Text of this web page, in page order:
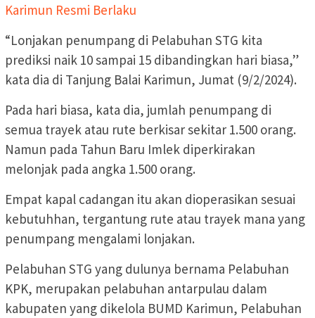
Karimun Resmi Berlaku
“Lonjakan penumpang di Pelabuhan STG kita
prediksi naik 10 sampai 15 dibandingkan hari biasa,”
kata dia di Tanjung Balai Karimun, Jumat (9/2/2024).
Pada hari biasa, kata dia, jumlah penumpang di
semua trayek atau rute berkisar sekitar 1.500 orang.
Namun pada Tahun Baru Imlek diperkirakan
melonjak pada angka 1.500 orang.
Empat kapal cadangan itu akan dioperasikan sesuai
kebutuhhan, tergantung rute atau trayek mana yang
penumpang mengalami lonjakan.
Pelabuhan STG yang dulunya bernama Pelabuhan
KPK, merupakan pelabuhan antarpulau dalam
kabupaten yang dikelola BUMD Karimun, Pelabuhan